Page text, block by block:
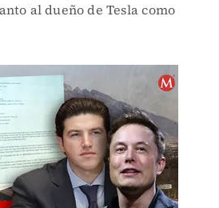
al dueño de Tesla como